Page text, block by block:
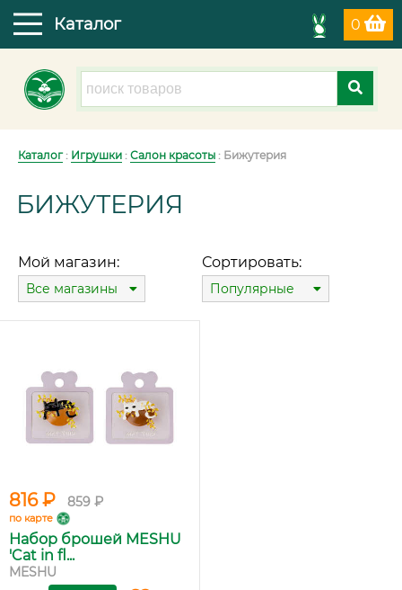
0
Каталог
Каталог: Игрушки : Салон красоты : Бижутерия
БИЖУТЕРИЯ
Мой магазин:
Все магазины
Сортировать:
Популярные
816 ₽ 859 ₽
по карте
Набор брошей MESHU
'Cat in fl...
MESHU